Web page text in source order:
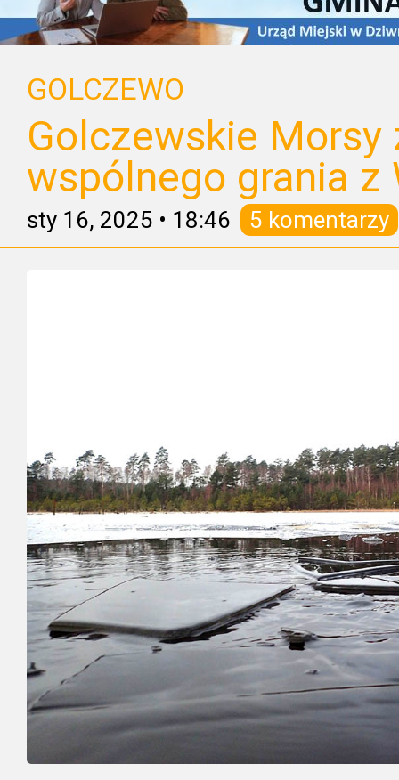
GOLCZEWO
Golczewskie Morsy
wspólnego grania z
sty 16, 2025 • 18:46 5 komentarzy